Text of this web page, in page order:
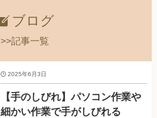
ブログ
>>記事一覧
【手のしびれ】パソコン作業や
細かい作業で手がしびれる
2025年6月3日